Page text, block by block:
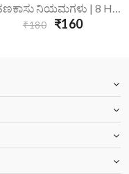
8 ಹಣಕಾಸು ನಿಯಮಗಳು | 8 Hanakasu Niyamagalu
₹180 ₹160